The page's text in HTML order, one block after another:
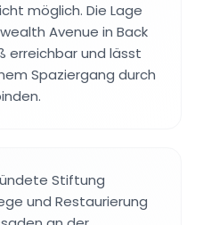
möglich. Die Lage
Avenue in Back
erreichbar und lässt
Spaziergang durch
Stiftung
und Restaurierung